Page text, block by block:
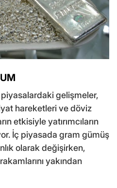
gelişmeler,
hareketleri ve döviz
etkisiyle yatırımcıların
İç piyasada gram gümüş
olarak değişirken,
yakından